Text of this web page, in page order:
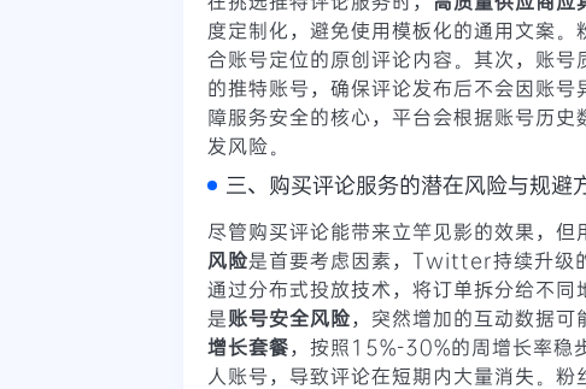
度定制化，避免使用模板化的通用文案
合账号定位的原创评论内容。其次，账
的推特账号，确保评论发布后不会因账
障服务安全的核心，平台会根据账号历
发风险。
三、购买评论服务的潜在风险与规避
尽管购买评论能带来立竿见影的效果，但
风险是首要考虑因素，Twitter持续升级
通过分布式投放技术，将订单拆分给不
是账号安全风险，突然增加的互动数据
增长套餐，按照15%-30%的周增长率稳
人账号，导致评论在短期内大量消失。